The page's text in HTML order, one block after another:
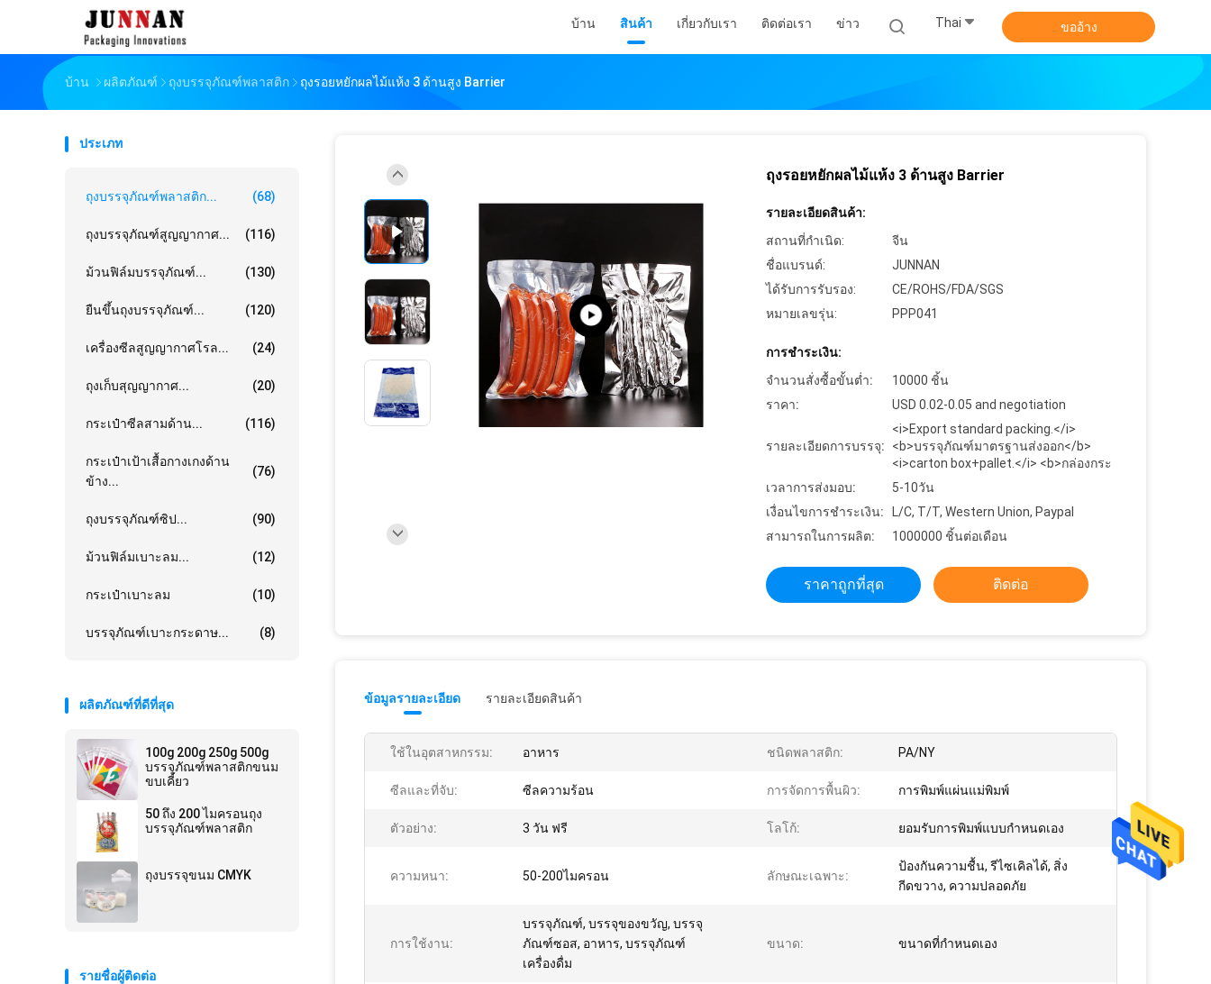
บ้าน สินค้า เกี่ยวกับเรา ติดต่อเรา ข่าว Thai ขออ้าง
บ้าน ผลิตภัณฑ์ ถุงบรรจุภัณฑ์พลาสติก ถุงรอยหยักผลไม้แห้ง 3 ด้านสูง Barrier
ประเภท
ถุงบรรจุภัณฑ์พลาสติก... (68)
ถุงบรรจุภัณฑ์สูญญากาศ... (116)
ม้วนฟิล์มบรรจุภัณฑ์... (130)
ยืนขึ้นถุงบรรจุภัณฑ์... (120)
เครื่องซีลสูญญากาศโรล... (24)
ถุงเก็บสุญญากาศ... (20)
กระเป๋าซีลสามด้าน... (116)
กระเป๋าเป้าเสื้อกางเกงด้าน
ข้าง...
(76)
ถุงบรรจุภัณฑ์ซิป... (90)
ม้วนฟิล์มเบาะลม... (12)
กระเป๋าเบาะลม (10)
บรรจุภัณฑ์เบาะกระดาษ... (8)
ผลิตภัณฑ์ที่ดีที่สุด
100g 200g 250g 500g
บรรจุภัณฑ์พลาสติกขนม
ขบเคี้ยว
50 ถึง 200 ไมครอนถุง
บรรจุภัณฑ์พลาสติก
ถุงบรรจุขนม CMYK
รายชื่อผู้ติดต่อ
ถุงรอยหยักผลไม้แห้ง 3 ด้านสูง Barrier
รายละเอียดสินค้า:
สถานที่กำเนิด:
จีน
ชื่อแบรนด์:
JUNNAN
ได้รับการรับรอง:
CE/ROHS/FDA/SGS
หมายเลขรุ่น:
PPP041
การชำระเงิน:
จำนวนสั่งซื้อขั้นต่ำ:
10000 ชิ้น
ราคา:
USD 0.02-0.05 and negotiation
รายละเอียดการบรรจุ:
<i>Export standard packing.</i>
<b>บรรจุภัณฑ์มาตรฐานส่งออก</b>
<i>carton box+pallet.</i> <b>กล่องกระ
เวลาการส่งมอบ:
5-10วัน
เงื่อนไขการชำระเงิน:
L/C, T/T, Western Union, Paypal
สามารถในการผลิต:
1000000 ชิ้นต่อเดือน
ราคาถูกที่สุด ติดต่อ
ข้อมูลรายละเอียด รายละเอียดสินค้า
ใช้ในอุตสาหกรรม: อาหาร ชนิดพลาสติก: PA/NY
ซีลและที่จับ: ซีลความร้อน การจัดการพื้นผิว: การพิมพ์แผ่นแม่พิมพ์
ตัวอย่าง: 3 วัน ฟรี โลโก้: ยอมรับการพิมพ์แบบกำหนดเอง
ความหนา: 50-200ไมครอน ลักษณะเฉพาะ:
ป้องกันความชื้น, รีไซเคิลได้, สิ่ง
กีดขวาง, ความปลอดภัย
การใช้งาน:
บรรจุภัณฑ์, บรรจุของขวัญ, บรรจุ
ภัณฑ์ซอส, อาหาร, บรรจุภัณฑ์
เครื่องดื่ม
ขนาด: ขนาดที่กำหนดเอง